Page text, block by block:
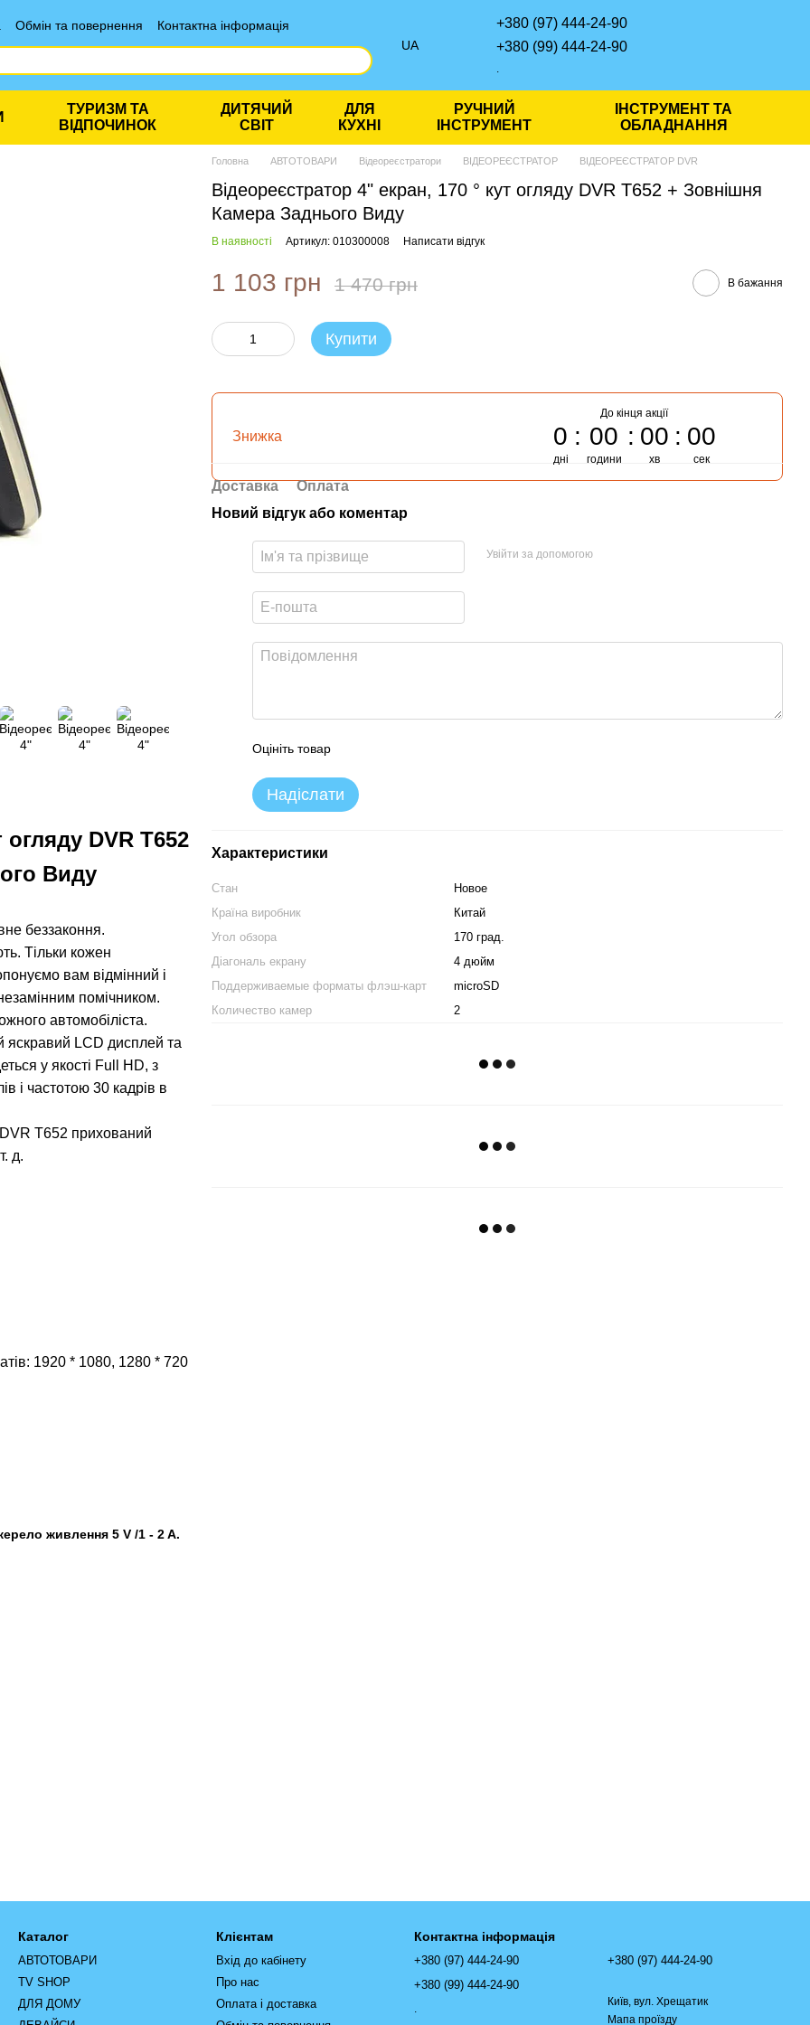
Обмін та повернення
Контактна інформація
UA
+380 (97) 444-24-90
+380 (99) 444-24-90
ТУРИЗМ ТА
ВІДПОЧИНОК
ДИТЯЧИЙ
СВІТ
ДЛЯ
КУХНІ
РУЧНИЙ
ІНСТРУМЕНТ
ІНСТРУМЕНТ ТА
ОБЛАДНАННЯ
огляду DVR Т652
Виду
беззаконня.
Тільки кожен
вам відмінний і
помічником.
автомобіліста.
LCD дисплей та
у якості Full HD, з
і частотою 30 кадрів в
DVR Т652 прихований
д.
1920 * 1080, 1280 * 720
живлення 5 V /1 - 2 A.
Головна АВТОТОВАРИ Відеореєстратори ВІДЕОРЕЄСТРАТОР ВІДЕОРЕЄСТРАТОР DVR
Відеореєстратор 4" екран, 170 ° кут огляду DVR Т652 + Зовнішня
Камера Заднього Виду
В наявності Артикул: 010300008 Написати відгук
1 103 грн 1 470 грн В бажання
Купити
Знижка
До кінця акції
0
дні
00
години
00
хв
00
сек
Доставка
Оплата
Новий відгук або коментар
Увійти за допомогою
Оцініть товар
Надіслати
Характеристики
Стан
Новое
Країна виробник
Китай
Угол обзора
170 град.
Діагональ екрану
4 дюйм
Поддерживаемые форматы флэш-карт
microSD
Количество камер
2
Каталог
АВТОТОВАРИ
TV SHOP
ДЛЯ ДОМУ
Клієнтам
Вхід до кабінету
Про нас
Оплата і доставка
Контактна інформація
+380 (97) 444-24-90
+380 (99) 444-24-90
.
+380 (97) 444-24-90
Київ, вул. Хрещатик
Мапа проїзду